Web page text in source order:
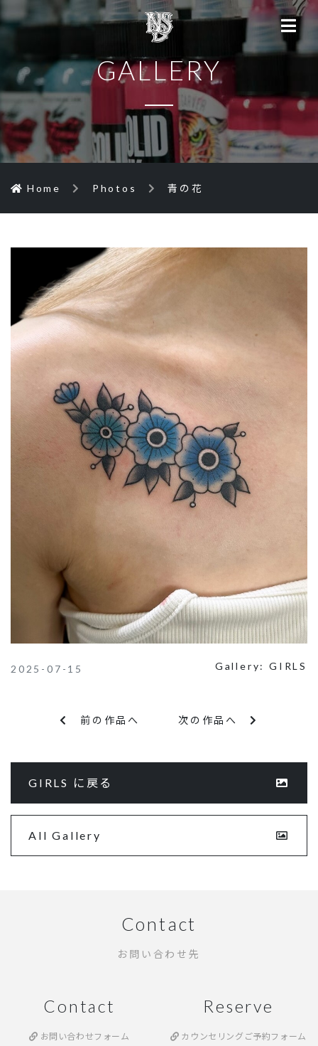
GALLERY
Home Photos 青の花
2025-07-15 Gallery: GIRLS
前の作品へ 次の作品へ
GIRLS に戻る
All Gallery
Contact
お問い合わせ先
Contact
お問い合わせフォーム
Reserve
カウンセリングご予約フォーム